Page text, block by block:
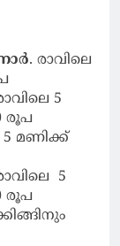
. രാവിലെ
5
രൂപ
5 മണിക്ക്
5
രൂപ